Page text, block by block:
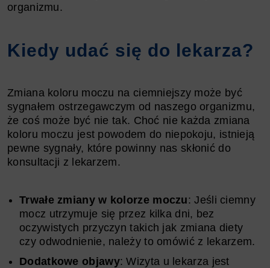
organizmu.
Kiedy udać się do lekarza?
Zmiana koloru moczu na ciemniejszy może być
sygnałem ostrzegawczym od naszego organizmu,
że coś może być nie tak. Choć nie każda zmiana
koloru moczu jest powodem do niepokoju, istnieją
pewne sygnały, które powinny nas skłonić do
konsultacji z lekarzem.
Trwałe zmiany w kolorze moczu: Jeśli ciemny
mocz utrzymuje się przez kilka dni, bez
oczywistych przyczyn takich jak zmiana diety
czy odwodnienie, należy to omówić z lekarzem.
Dodatkowe objawy: Wizyta u lekarza jest